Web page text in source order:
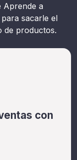
Aprende a
sacarle el
de productos.
con